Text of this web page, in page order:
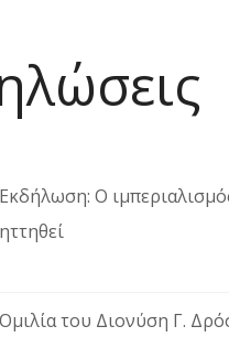
Εκδήλωση: Ο
ηττηθεί
Ομιλία του Διονύση Γ.